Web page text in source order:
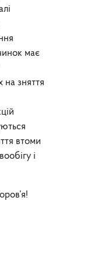
має
на зняття
втоми
і